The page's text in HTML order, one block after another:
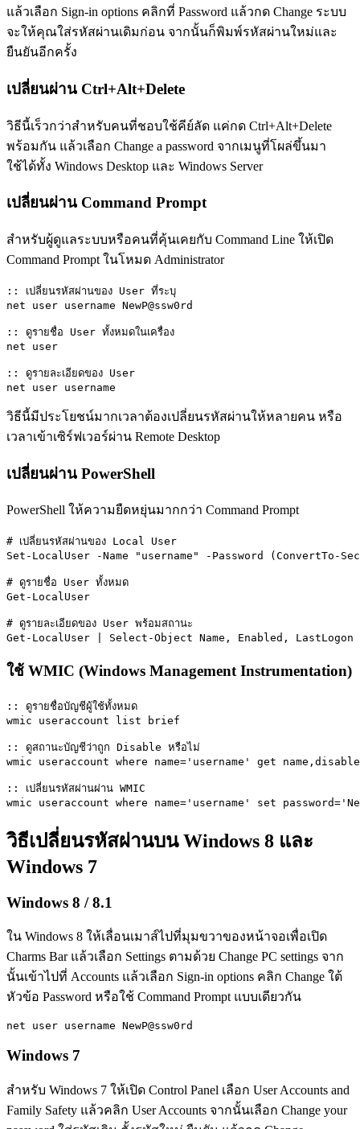
แล้วเลือก Sign-in options คลิกที่ Password แล้วกด Change ระบบ
จะให้คุณใส่รหัสผ่านเดิมก่อน จากนั้นก็พิมพ์รหัสผ่านใหม่และ
ยืนยันอีกครั้ง
เปลี่ยนผ่าน Ctrl+Alt+Delete
วิธีนี้เร็วกว่าสำหรับคนที่ชอบใช้คีย์ลัด แค่กด Ctrl+Alt+Delete
พร้อมกัน แล้วเลือก Change a password จากเมนูที่โผล่ขึ้นมา
ใช้ได้ทั้ง Windows Desktop และ Windows Server
เปลี่ยนผ่าน Command Prompt
สำหรับผู้ดูแลระบบหรือคนที่คุ้นเคยกับ Command Line ให้เปิด
Command Prompt ในโหมด Administrator
:: เปลี่ยนรหัสผ่านของ User ที่ระบุ
net user username NewP@ssw0rd
:: ดูรายชื่อ User ทั้งหมดในเครื่อง
net user
:: ดูรายละเอียดของ User
net user username
วิธีนี้มีประโยชน์มากเวลาต้องเปลี่ยนรหัสผ่านให้หลายคน หรือ
เวลาเข้าเซิร์ฟเวอร์ผ่าน Remote Desktop
เปลี่ยนผ่าน PowerShell
PowerShell ให้ความยืดหยุ่นมากกว่า Command Prompt
# เปลี่ยนรหัสผ่านของ Local User
Set-LocalUser -Name "username" -Password (ConvertTo-
# ดูรายชื่อ User ทั้งหมด
Get-LocalUser
# ดูรายละเอียดของ User พร้อมสถานะ
Get-LocalUser | Select-Object Name, Enabled, LastLogon
ใช้ WMIC (Windows Management Instrumentation)
:: ดูรายชื่อบัญชีผู้ใช้ทั้งหมด
wmic useraccount list brief
:: ดูสถานะบัญชีว่าถูก Disable หรือไม่
wmic useraccount where name='username' get
:: เปลี่ยนรหัสผ่านผ่าน WMIC
wmic useraccount where name='username' set
วิธีเปลี่ยนรหัสผ่านบน Windows 8 และ
Windows 7
Windows 8 / 8.1
ใน Windows 8 ให้เลื่อนเมาส์ไปที่มุมขวาของหน้าจอเพื่อเปิด
Charms Bar แล้วเลือก Settings ตามด้วย Change PC settings จาก
นั้นเข้าไปที่ Accounts แล้วเลือก Sign-in options คลิก Change ใต้
หัวข้อ Password หรือใช้ Command Prompt แบบเดียวกัน
net user username NewP@ssw0rd
Windows 7
สำหรับ Windows 7 ให้เปิด Control Panel เลือก User Accounts and
Family Safety แล้วคลิก User Accounts จากนั้นเลือก Change your